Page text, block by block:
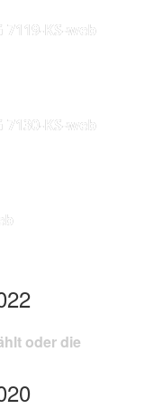
7119-KS-web
7130-KS-web
oder die